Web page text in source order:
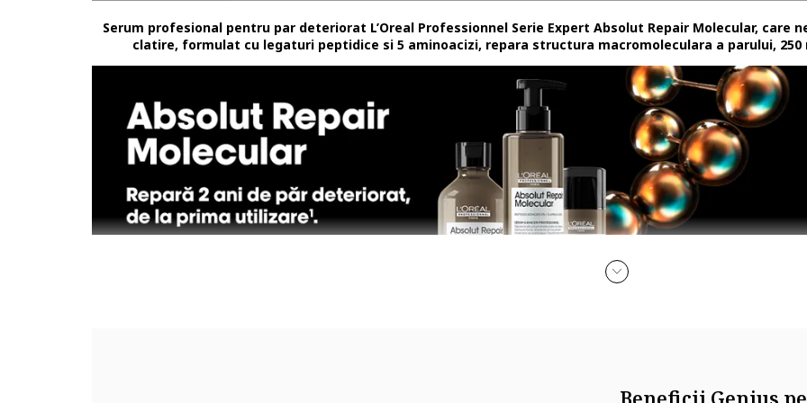
Serum profesional pentru par deteriorat L’Oreal Professionnel Serie Expert Absolut Repair Molecular, care
clatire, formulat cu legaturi peptidice si 5 aminoacizi, repara structura macromoleculara a parului, 250